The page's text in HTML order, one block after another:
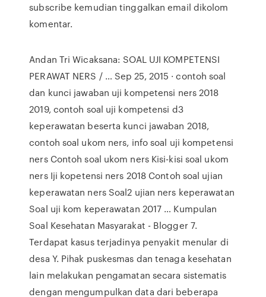
subscribe kemudian tinggalkan email dikolom
komentar.
Andan Tri Wicaksana: SOAL UJI KOMPETENSI
PERAWAT NERS / … Sep 25, 2015 · contoh soal
dan kunci jawaban uji kompetensi ners 2018
2019, contoh soal uji kompetensi d3
keperawatan beserta kunci jawaban 2018,
contoh soal ukom ners, info soal uji kompetensi
ners Contoh soal ukom ners Kisi-kisi soal ukom
ners Iji kopetensi ners 2018 Contoh soal ujian
keperawatan ners Soal2 ujian ners keperawatan
Soal uji kom keperawatan 2017 … Kumpulan
Soal Kesehatan Masyarakat - Blogger 7.
Terdapat kasus terjadinya penyakit menular di
desa Y. Pihak puskesmas dan tenaga kesehatan
lain melakukan pengamatan secara sistematis
dengan mengumpulkan data dari beberapa